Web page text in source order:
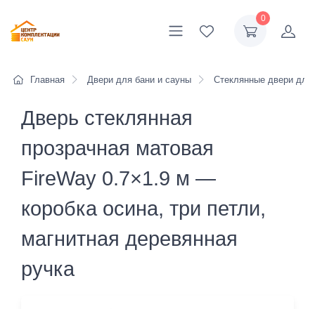
0
Главная Двери для бани и сауны Стеклянные двери для
Дверь стеклянная
прозрачная матовая
FireWay 0.7×1.9 м —
коробка осина, три петли,
магнитная деревянная
ручка